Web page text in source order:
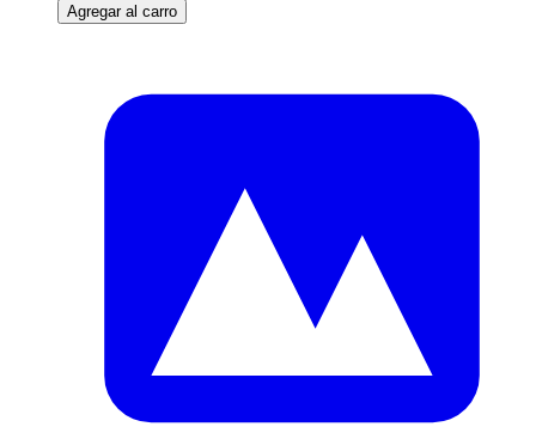
Agregar al carro